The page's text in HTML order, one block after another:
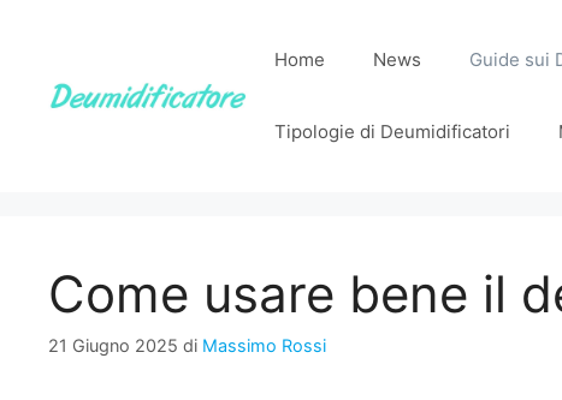
Home News Guide sui
Tipologie di Deumidificatori
Come usare bene il
21 Giugno 2025 di Massimo Rossi